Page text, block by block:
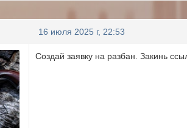
16 июля 2025 г, 22:53
Создай заявку на разбан. Закинь